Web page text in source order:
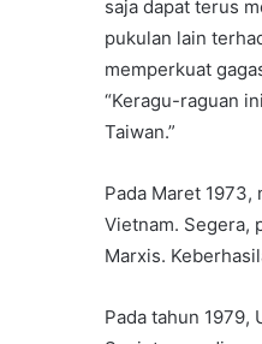
saja dapat terus
pukulan lain
memperkuat
“Keragu-raguan
Taiwan.”
Pada Maret
Vietnam. Segera,
Marxis.
Pada tahun